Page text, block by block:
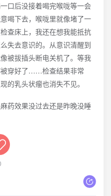
口后没接着喝完喉咙等一会
喝下去，喉咙里就像堵了一
查床上，我还在想我能抵抗
失去意识的。从意识清醒到
被拔插头断电关机了。等我
被穿好了……检查结果非常
的乳头状瘤也消失不见。
效果没过去还是昨晚没睡